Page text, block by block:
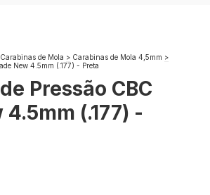
Carabinas de Mola > Carabinas de Mola 4,5mm >
New 4.5mm (.177) - Preta
Pressão CBC
(.177) -